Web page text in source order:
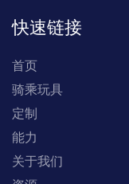
快速链接
首页
骑乘玩具
定制
能力
关于我们